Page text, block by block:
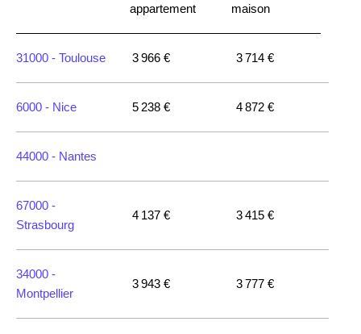
appartement
maison
31000 - Toulouse 3 966 € 3 714 €
6000 - Nice 5 238 € 4 872 €
44000 - Nantes
67000 -
Strasbourg
4 137 € 3 415 €
34000 -
Montpellier
3 943 € 3 777 €